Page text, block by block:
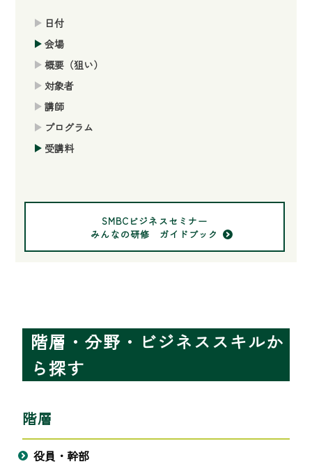
日付
会場
概要（狙い）
対象者
講師
プログラム
受講料
SMBCビジネスセミナー
みんなの研修 ガイドブック
階層・分野・ビジネススキルか
ら探す
階層
役員・幹部